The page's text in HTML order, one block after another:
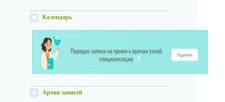
Календарь
Архив записей